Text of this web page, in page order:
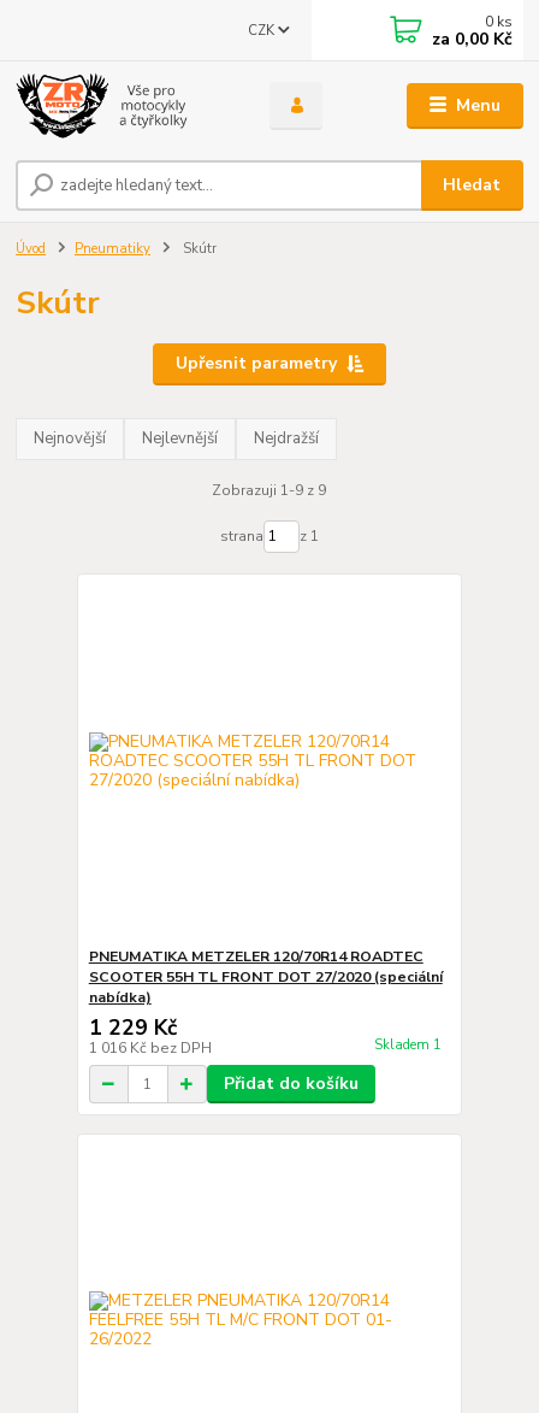
Menu
CZK
Hledat
0 ks
za 0,00 Kč
Úvod Pneumatiky Skútr
Skútr
Upřesnit parametry
Nejnovější Nejlevnější Nejdražší
Zobrazuji 1-9 z 9
strana z 1
PNEUMATIKA METZELER 120/70R14 ROADTEC
SCOOTER 55H TL FRONT DOT 27/2020 (speciální
nabídka)
1 229 Kč
1 016 Kč bez DPH Skladem 1
Přidat do košíku